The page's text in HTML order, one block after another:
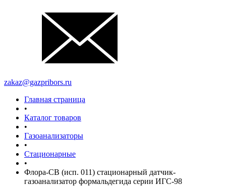
zakaz@gazpribors.ru
Главная страница
•
Каталог товаров
•
Газоанализаторы
•
Стационарные
•
Флора-СВ (исп. 011) стационарный датчик-
газоанализатор формальдегида серии ИГС-98